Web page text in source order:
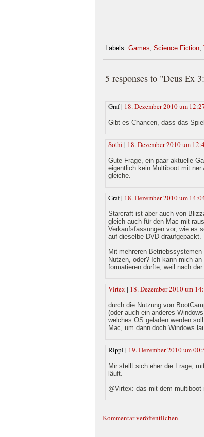
Labels: Games, Science Fiction,
5 responses to "Deus Ex
Graf | 18. Dezember 2010 um
Gibt es Chancen, dass das
Sothi | 18. Dezember 2010 um
Gute Frage, ein paar aktuelle
eigentlich kein Multiboot mit
gleiche.
Graf | 18. Dezember 2010 um
Starcraft ist aber auch von
gleich auch für den Mac mit
Verkaufsfassungen vor, wie es
auf dieselbe DVD draufgepackt.
Mit mehreren
Nutzen, oder? Ich kann mich
formatieren durfte, weil nach
Virtex | 18. Dezember 2010 um
durch die Nutzung von
(oder auch ein anderes
welches OS geladen werden
Mac, um dann doch Windows
Rippi | 19. Dezember 2010 um
Mir stellt sich eher die Frage,
läuft.
@Virtex: das mit dem
Kommentar veröffentlichen